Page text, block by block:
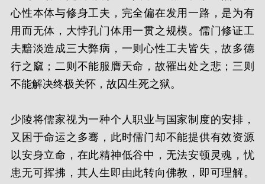
心性本体与修身工夫，完全偏在发用一路，是为有
用而无体，大悖孔门体用一贯之规模。儒门修证工
夫黯淡造成三大弊病，一则心性工夫皆失，故多德
行之窳；二则不能服膺天命，故罹出处之悲；三则
不能解决终极关怀，故囚生死之狱。
少陵将儒家视为一种个人职业与国家制度的安排，
又困于命运之多骞，此时儒门却不能提供有效资源
以安身立命，在此精神低谷中，无法安顿灵魂，忧
患无可挥拂，其人生即由此转向佛教，即可理解。